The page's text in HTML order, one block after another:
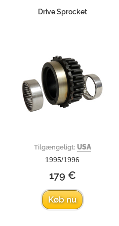
Drive Sprocket
Tilgængeligt: USA
1995/1996
179 €
Køb nu